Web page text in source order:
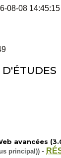
08-08 14:45:15
avancées
principal)) -